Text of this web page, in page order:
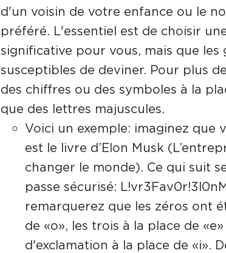
d'un voisin de votre enfance ou le
préféré. L'essentiel est de choisir
significative pour vous, mais que les
susceptibles de deviner. Pour plus
des chiffres ou des symboles à la
que des lettres majuscules.
Voici un exemple: imaginez que
est le livre d’Elon Musk
changer le monde). Ce qui suit
passe sécurisé:
remarquerez que les zéros ont
de «o», les trois à la place de
d'exclamation à la place de «i».